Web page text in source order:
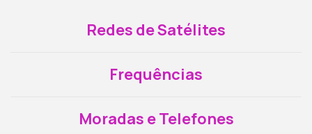
Redes de Satélites
Frequências
Moradas e Telefones